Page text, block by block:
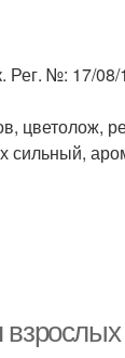
№: 17/
цветолож,
сильный,